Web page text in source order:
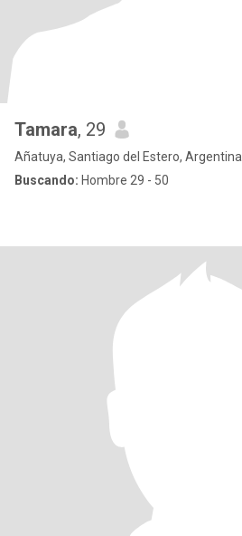
Tamara, 29
Añatuya, Santiago del Estero, Argentina
Buscando: Hombre 29 - 50